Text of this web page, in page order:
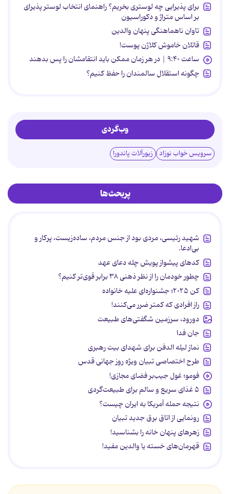
برای پذیرایی چه لوستری بخریم؟ راهنمای انتخاب لوستر پذیرای
بر اساس متراژ و دکوراسیون
تاوان ناهماهنگی پنهان والدین
قاتلان خاموش کلاژن پوست!
ساعت ۹:۴۰ | در هر زمان ممکن باید انتقامشان را پس بدهند
چگونه استقلال سالمندان را حفظ کنیم؟
وب‌گردی
سرویس خواب نوزاد زیورآلات پاندورا
پربحث‌ها
شهید رئیسی، مردی بود از جنس مردم، ساده‌زیست، پرکار و
بی‌ادعا.
کدهای پیشواز پویش چله دعای عهد
چطور خودمان را از نظر ذهنی ۳۸ برابر قوی‌تر کنیم؟
کن ۲۰۲۵؛ جشنواره‌ای علیه خانواده
راز افرادی که کمتر ضرر می‌کنند!
دورود، سرزمین شگفتی‌های طبیعت
جان فدا
نماز لیله الدفن برای شهدای بیت رهبری
طرح اختصاصی تبیان ویژه روز جهانی قدس
فومو؛ غول جیب‌بر فضای مجازی!
۵ غذای سریع و سالم برای طبیعت‌گردی
نتیجه حمله آمریکا به ایران چیست؟
رونمایی از اتاق برق جدید تبیان
زهرهای پنهان خانه را بشناسید!
قهرمان‌های خسته یا والدین مفید!